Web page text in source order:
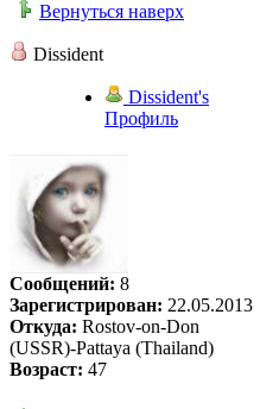
Вернуться наверх
Dissident
Dissident's
Профиль
Сообщений: 8
Зарегистрирован: 22.05.2013
Откуда: Rostov-on-Don
(USSR)-Pattaya (Thailand)
Возраст: 47